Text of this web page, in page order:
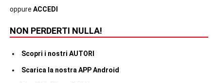
oppure ACCEDI
NON PERDERTI NULLA!
Scopri i nostri AUTORI
Scarica la nostra APP Android